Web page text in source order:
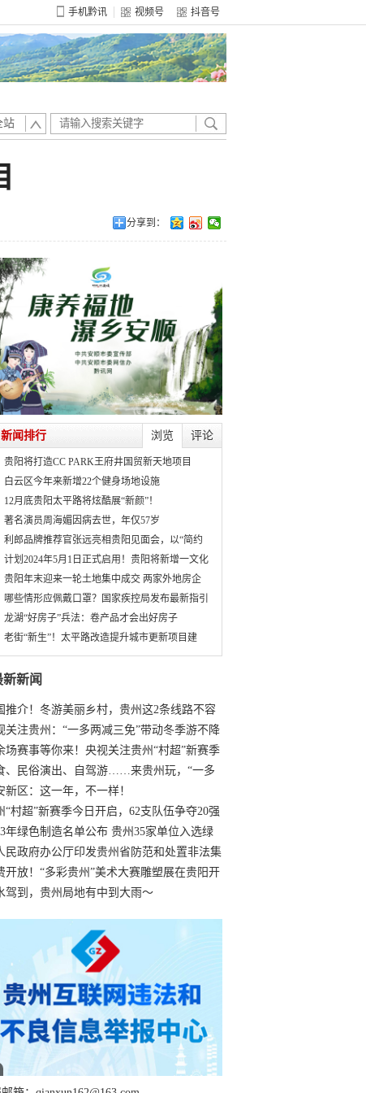
手机黔讯 视频号 抖音号
站
分享到：
浏览 评论
新闻排行
贵阳将打造CC PARK王府井国贸新天地项目
白云区今年来新增22个健身场地设施
12月底贵阳太平路将炫酷展“新颜”！
著名演员周海媚因病去世，年仅57岁
利郎品牌推荐官张远亮相贵阳见面会，以“简约
计划2024年5月1日正式启用！贵阳将新增一文化
贵阳年末迎来一轮土地集中成交 两家外地房企
哪些情形应佩戴口罩？国家疾控局发布最新指引
龙湖“好房子”兵法：卷产品才会出好房子
老街“新生”！太平路改造提升城市更新项目建
新新闻
推介！冬游美丽乡村，贵州这2条线路不容
关注贵州：“一多两减三免”带动冬季游不降
场赛事等你来！央视关注贵州“村超”新赛季
“打响”
、民俗演出、自驾游……来贵州玩，“一多
三免”！
新区：这一年，不一样！
“村超”新赛季今日开启，62支队伍争夺20强
年绿色制造名单公布 贵州35家单位入选绿
厂
民政府办公厅印发贵州省防范和处置非法集
作实施细则
开放！“多彩贵州”美术大赛雕塑展在贵阳开
持续至1月19日
驾到，贵州局地有中到大雨～